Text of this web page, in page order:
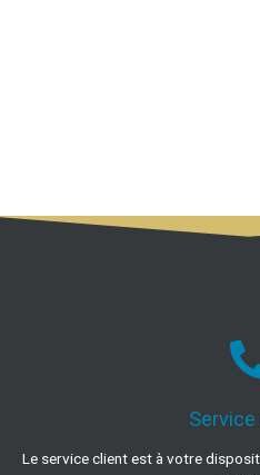
Le service client est à votre